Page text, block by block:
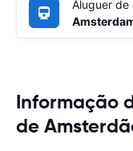
Aluguer de
Informação
de